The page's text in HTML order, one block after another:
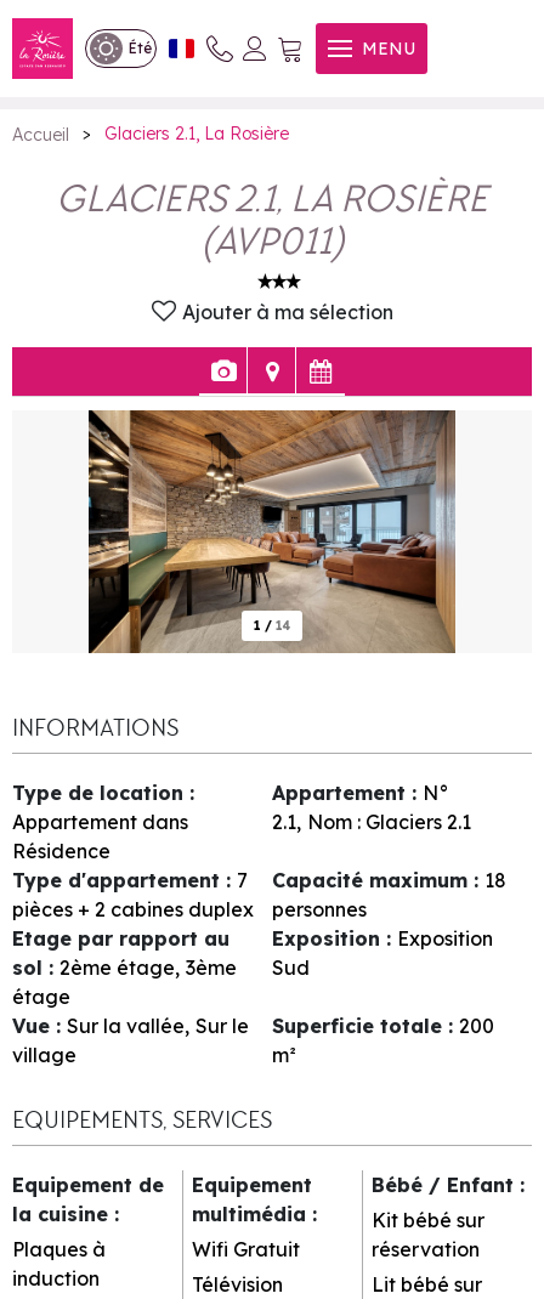
Été MENU
Glaciers 2.1, La Rosière
Accueil > Glaciers 2.1, La Rosière
GLACIERS 2.1, LA ROSIÈRE
(AVP011)
Ajouter à ma sélection
1 / 14
INFORMATIONS
Type de location :
Appartement dans
Résidence
Appartement : N°
2.1 Nom : Glaciers 2.1
Type d'appartement : 7
pièces + 2 cabines duplex
Capacité maximum : 18
personnes
Etage par rapport au
sol : 2ème étage 3ème
étage
Exposition : Exposition
Sud
Vue : Sur la vallée Sur le
village
Superficie totale : 200
m²
EQUIPEMENTS, SERVICES
Equipement de
la cuisine :
Plaques à
induction
Equipement
multimédia :
Wifi Gratuit
Télévision
Bébé / Enfant :
Kit bébé sur
réservation
Lit bébé sur